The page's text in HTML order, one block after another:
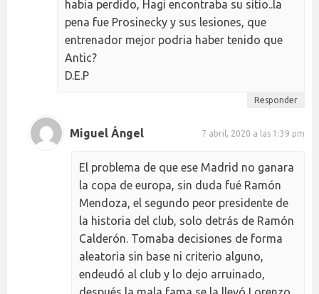
habia perdido, Hagi encontraba su sitio..la
pena fue Prosinecky y sus lesiones, que
entrenador mejor podria haber tenido que
Antic?
D.E.P
Responder
Miguel Ángel 7 abril, 2020 a las 1:39 pm
El problema de que ese Madrid no ganara
la copa de europa, sin duda fué Ramón
Mendoza, el segundo peor presidente de
la historia del club, solo detrás de Ramón
Calderón. Tomaba decisiones de forma
aleatoria sin base ni criterio alguno,
endeudó al club y lo dejo arruinado,